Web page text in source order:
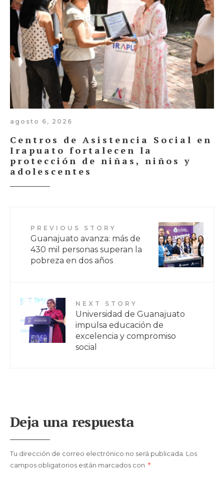
agosto 6, 2026
Centros de Asistencia Social en
Irapuato fortalecen la
protección de niñas, niños y
adolescentes
PREVIOUS STORY
Guanajuato avanza: más de
430 mil personas superan la
pobreza en dos años
NEXT STORY
Universidad de Guanajuato
impulsa educación de
excelencia y compromiso
social
Deja una respuesta
Tu dirección de correo electrónico no será publicada. Los
campos obligatorios están marcados con *